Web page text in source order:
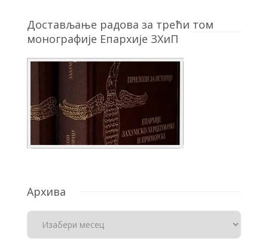
Достављање радова за трећи том
монографије Епархије ЗХиП
Архива